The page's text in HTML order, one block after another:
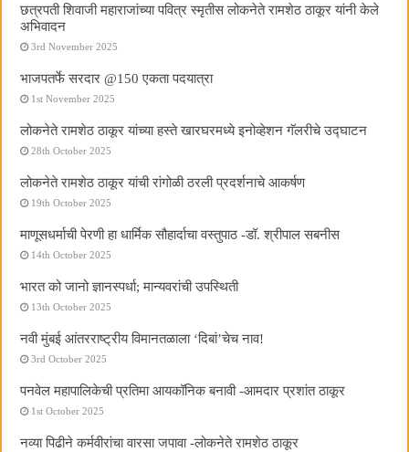
छत्रपती शिवाजी महाराजांच्या पवित्र स्मृतीस लोकनेते रामशेठ ठाकूर यांनी केले
अभिवादन
3rd November 2025
भाजपतर्फे सरदार @150 एकता पदयात्रा
1st November 2025
लोकनेते रामशेठ ठाकूर यांच्या हस्ते खारघरमध्ये इनोव्हेशन गॅलरीचे उद्घाटन
28th October 2025
लोकनेते रामशेठ ठाकूर यांची रांगोळी ठरली प्रदर्शनाचे आकर्षण
19th October 2025
माणूसधर्माची पेरणी हा धार्मिक सौहार्दाचा वस्तुपाठ -डॉ. श्रीपाल सबनीस
14th October 2025
भारत को जानो ज्ञानस्पर्धा; मान्यवरांची उपस्थिती
13th October 2025
नवी मुंबई आंतरराष्ट्रीय विमानतळाला ‘दिबां’चेच नाव!
3rd October 2025
पनवेल महापालिकेची प्रतिमा आयकॉनिक बनावी -आमदार प्रशांत ठाकूर
1st October 2025
नव्या पिढीने कर्मवीरांचा वारसा जपावा -लोकनेते रामशेठ ठाकूर